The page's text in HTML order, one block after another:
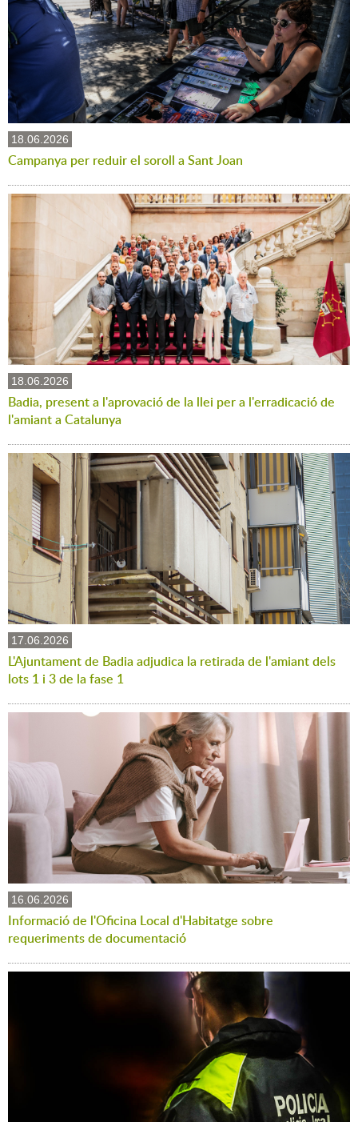
18.06.2026
Campanya per reduir el soroll a Sant Joan
18.06.2026
Badia, present a l'aprovació de la llei per a l'erradicació de
l'amiant a Catalunya
17.06.2026
L'Ajuntament de Badia adjudica la retirada de l'amiant dels
lots 1 i 3 de la fase 1
16.06.2026
Informació de l'Oficina Local d'Habitatge sobre
requeriments de documentació